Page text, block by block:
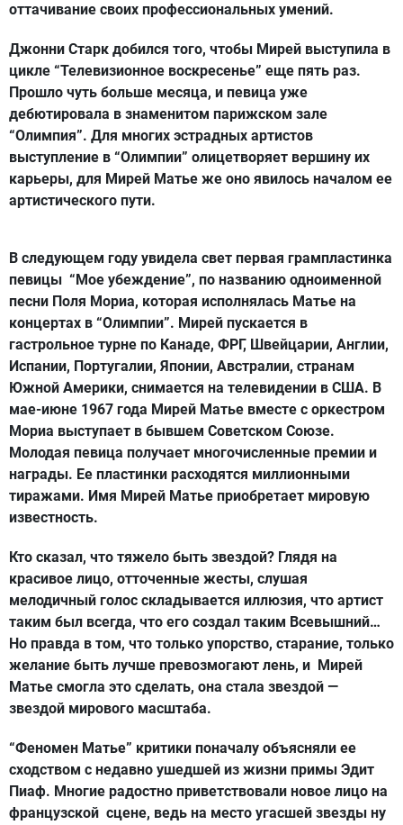
оттачивание своих профессиональных умений.
Джонни Старк добился того, чтобы Мирей выступила в
цикле “Телевизионное воскресенье” еще пять раз.
Прошло чуть больше месяца, и певица уже
дебютировала в знаменитом парижском зале
“Олимпия”. Для многих эстрадных артистов
выступление в “Олимпии” олицетворяет вершину их
карьеры, для Мирей Матье же оно явилось началом ее
артистического пути.
В следующем году увидела свет первая грампластинка
певицы “Мое убеждение”, по названию одноименной
песни Поля Мориа, которая исполнялась Матье на
концертах в “Олимпии”. Мирей пускается в
гастрольное турне по Канаде, ФРГ, Швейцарии, Англии,
Испании, Португалии, Японии, Австралии, странам
Южной Америки, снимается на телевидении в США. В
мае-июне 1967 года Мирей Матье вместе с оркестром
Мориа выступает в бывшем Советском Союзе.
Молодая певица получает многочисленные премии и
награды. Ее пластинки расходятся миллионными
тиражами. Имя Мирей Матье приобретает мировую
известность.
Кто сказал, что тяжело быть звездой? Глядя на
красивое лицо, отточенные жесты, слушая
мелодичный голос складывается иллюзия, что артист
таким был всегда, что его создал таким Всевышний…
Но правда в том, что только упорство, старание, только
желание быть лучше превозмогают лень, и Мирей
Матье смогла это сделать, она стала звездой —
звездой мирового масштаба.
“Феномен Матье” критики поначалу объясняли ее
сходством с недавно ушедшей из жизни примы Эдит
Пиаф. Многие радостно приветствовали новое лицо на
французской сцене, ведь на место угасшей звезды ну